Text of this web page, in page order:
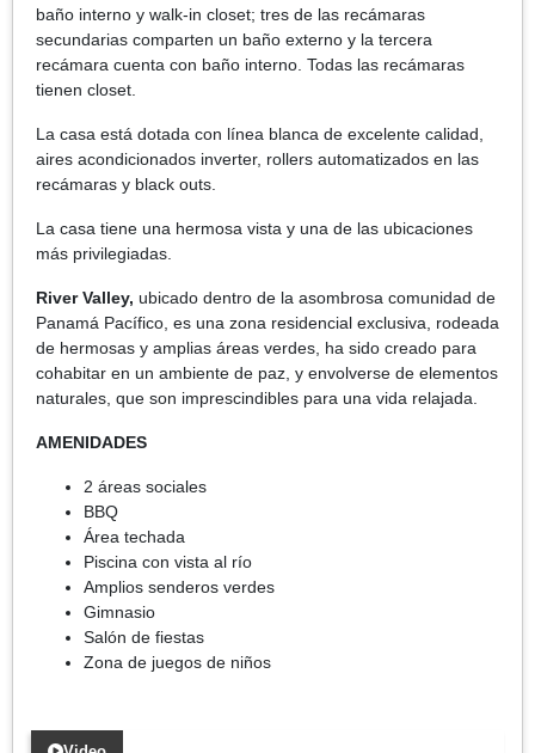
baño interno y walk-in closet; tres de las recámaras
secundarias comparten un baño externo y la tercera
recámara cuenta con baño interno. Todas las recámaras
tienen closet.
La casa está dotada con línea blanca de excelente calidad,
aires acondicionados inverter, rollers automatizados en las
recámaras y black outs.
La casa tiene una hermosa vista y una de las ubicaciones
más privilegiadas.
River Valley, ubicado dentro de la asombrosa comunidad de
Panamá Pacífico, es una zona residencial exclusiva, rodeada
de hermosas y amplias áreas verdes, ha sido creado para
cohabitar en un ambiente de paz, y envolverse de elementos
naturales, que son imprescindibles para una vida relajada.
AMENIDADES
2 áreas sociales
BBQ
Área techada
Piscina con vista al río
Amplios senderos verdes
Gimnasio
Salón de fiestas
Zona de juegos de niños